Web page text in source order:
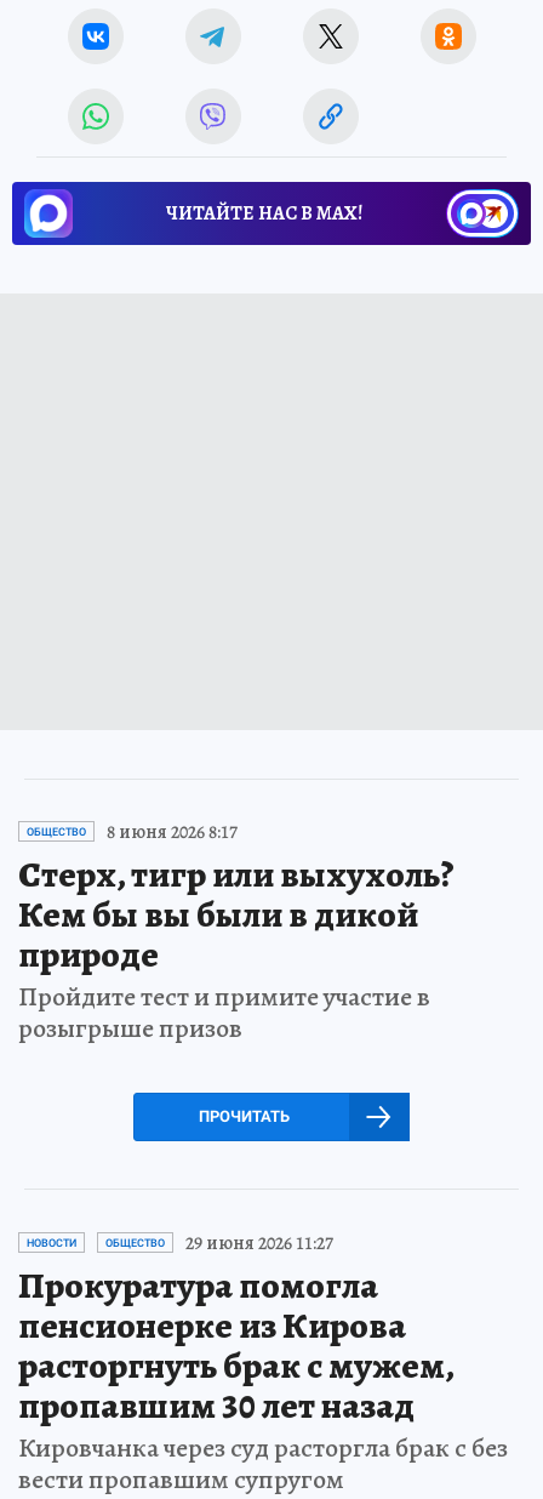
ЧИТАЙТЕ НАС В МАХ!
ОБЩЕСТВО 8 июня 2026 8:17
Стерх, тигр или выхухоль?
Кем бы вы были в дикой
природе
Пройдите тест и примите участие в
розыгрыше призов
ПРОЧИТАТЬ
НОВОСТИ ОБЩЕСТВО 29 июня 2026 11:27
Прокуратура помогла
пенсионерке из Кирова
расторгнуть брак с мужем,
пропавшим 30 лет назад
Кировчанка через суд расторгла брак с без
вести пропавшим супругом